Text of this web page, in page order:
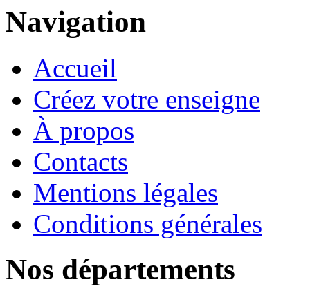
Navigation
Accueil
Créez votre enseigne
À propos
Contacts
Mentions légales
Conditions générales
Nos départements